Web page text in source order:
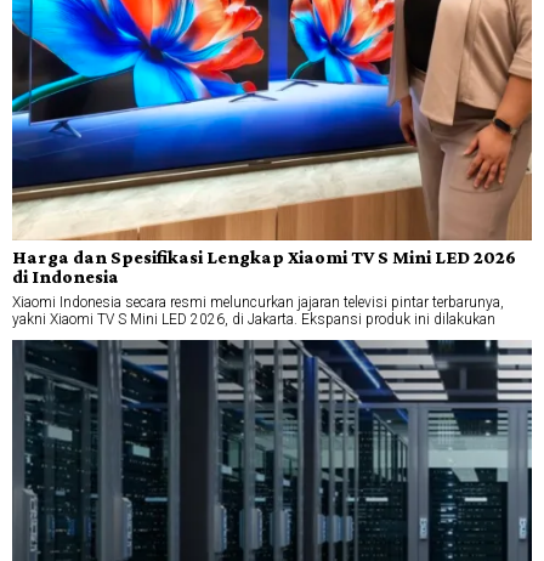
Harga dan Spesifikasi Lengkap Xiaomi TV S Mini LED 2026
di Indonesia
Xiaomi Indonesia secara resmi meluncurkan jajaran televisi pintar terbarunya,
yakni Xiaomi TV S Mini LED 2026, di Jakarta. Ekspansi produk ini dilakukan